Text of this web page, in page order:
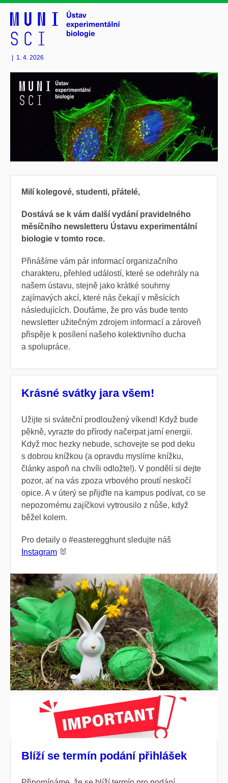
1. 4. 2026
Milí kolegové, studenti, přátelé,
Dostává se k vám další vydání pravidelného
měsíčního newsletteru Ústavu experimentální
biologie v tomto roce.
Přinášíme vám pár informací organizačního
charakteru, přehled událostí, které se odehrály na
našem ústavu, stejně jako krátké souhrny
zajímavých akcí, které nás čekají v měsících
následujících. Doufáme, že pro vás bude tento
newsletter užitečným zdrojem informací a zároveň
přispěje k posílení našeho kolektivního ducha
a spolupráce.
Krásné svátky jara všem!
Užijte si sváteční prodloužený víkend! Když bude
pěkně, vyrazte do přírody načerpat jarní energii.
Když moc hezky nebude, schovejte se pod deku
s dobrou knížkou (a opravdu myslíme knížku,
články aspoň na chvíli odložte!). V pondělí si dejte
pozor, ať na vás zpoza vrbového proutí neskočí
opice. A v úterý se přijďte na kampus podívat, co se
nepozornému zajíčkovi vytrousilo z nůše, když
běžel kolem.
Pro detaily o #easteregghunt sledujte náš
Instagram 🐰
Blíží se termín podání přihlášek